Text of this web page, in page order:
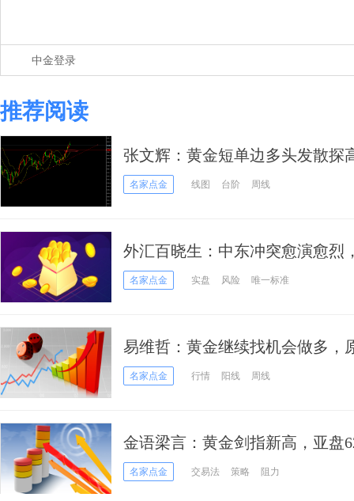
中金登录
推荐阅读
张文辉：黄金短单边多头发散探
名家点金 线图 台阶 周线
外汇百晓生：中东冲突愈演愈烈
名家点金 实盘 风险 唯一标准
易维哲：黄金继续找机会做多，
名家点金 行情 阳线 周线
金语梁言：黄金剑指新高，亚盘
尝试。
名家点金 交易法 策略 阻力